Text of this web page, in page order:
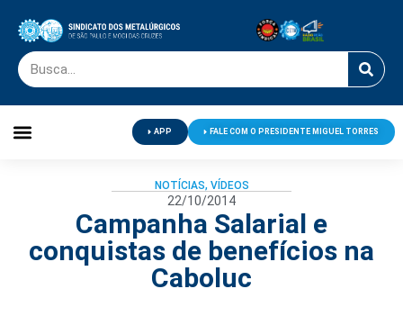
APP FALE COM O PRESIDENTE MIGUEL TORRES
NOTÍCIAS, VÍDEOS
22/10/2014
Campanha Salarial e
conquistas de benefícios na
Caboluc